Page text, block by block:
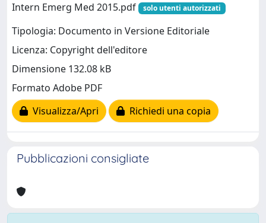
Intern Emerg Med 2015.pdf
solo utenti autorizzati
Tipologia: Documento in Versione Editoriale
Licenza: Copyright dell'editore
Dimensione 132.08 kB
Formato Adobe PDF
Visualizza/Apri
Richiedi una copia
Pubblicazioni consigliate